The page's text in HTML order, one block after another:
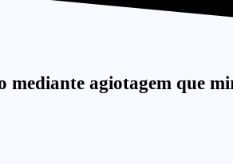
agiotagem que